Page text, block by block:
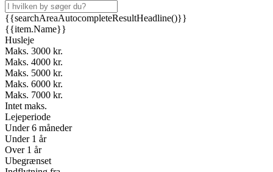
{{searchAreaAutocompleteResultHeadline()}}
{{item.Name}}
Husleje
Maks. 3000 kr.
Maks. 4000 kr.
Maks. 5000 kr.
Maks. 6000 kr.
Maks. 7000 kr.
Intet maks.
Lejeperiode
Under 6 måneder
Under 1 år
Over 1 år
Ubegrænset